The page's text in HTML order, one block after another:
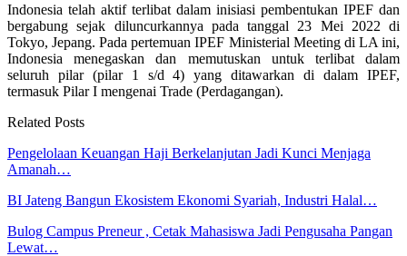
Indonesia telah aktif terlibat dalam inisiasi pembentukan IPEF dan
bergabung sejak diluncurkannya pada tanggal 23 Mei 2022 di
Tokyo, Jepang. Pada pertemuan IPEF Ministerial Meeting di LA ini,
Indonesia menegaskan dan memutuskan untuk terlibat dalam
seluruh pilar (pilar 1 s/d 4) yang ditawarkan di dalam IPEF,
termasuk Pilar I mengenai Trade (Perdagangan).
Related Posts
Pengelolaan Keuangan Haji Berkelanjutan Jadi Kunci Menjaga
Amanah…
BI Jateng Bangun Ekosistem Ekonomi Syariah, Industri Halal…
Bulog Campus Preneur , Cetak Mahasiswa Jadi Pengusaha Pangan
Lewat…